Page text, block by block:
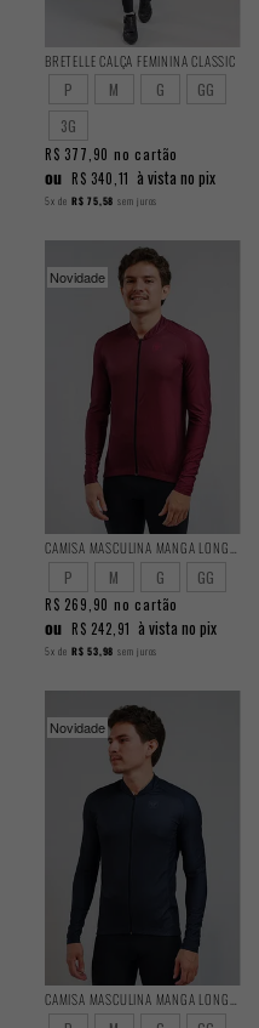
BRETELLE CALÇA FEMININA CLASSIC
P M G
GG
3G
R$ 377,90 no cartão
ou R$ 340,11 à vista no pix
5x de R$ 75,58 sem juros
Novidade
CAMISA MASCULINA MANGA LONGA BASIC TINTO
P M G GG
R$ 269,90 no cartão
ou R$ 242,91 à vista no pix
5x de R$ 53,98 sem juros
Novidade